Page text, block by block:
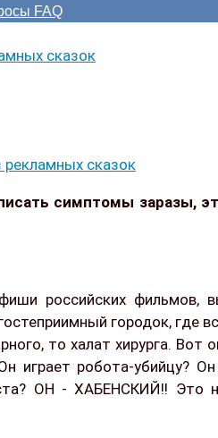
FAQ
сказок
сказок
симптомы заразы,
российских фильмов,
городок, где
то халат хирурга. Вот
играет робота-убийцу?
ОН - ХАБЕНСКИЙ!! Это